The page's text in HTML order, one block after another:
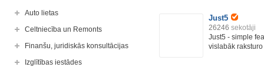
Auto lietas
Celtniecība un Remonts
Finanšu, juridiskās konsultācijas
Izglītības iestādes
Just5
26246 sekotāji
Just5 - simple
vislabāk raksturo